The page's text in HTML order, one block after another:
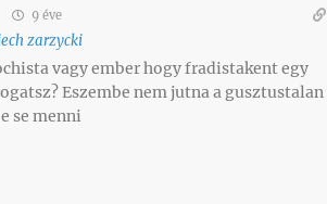
9 éve
zarzycki
vagy ember hogy fradistakent egy
Eszembe nem jutna a gusztustalan
se menni